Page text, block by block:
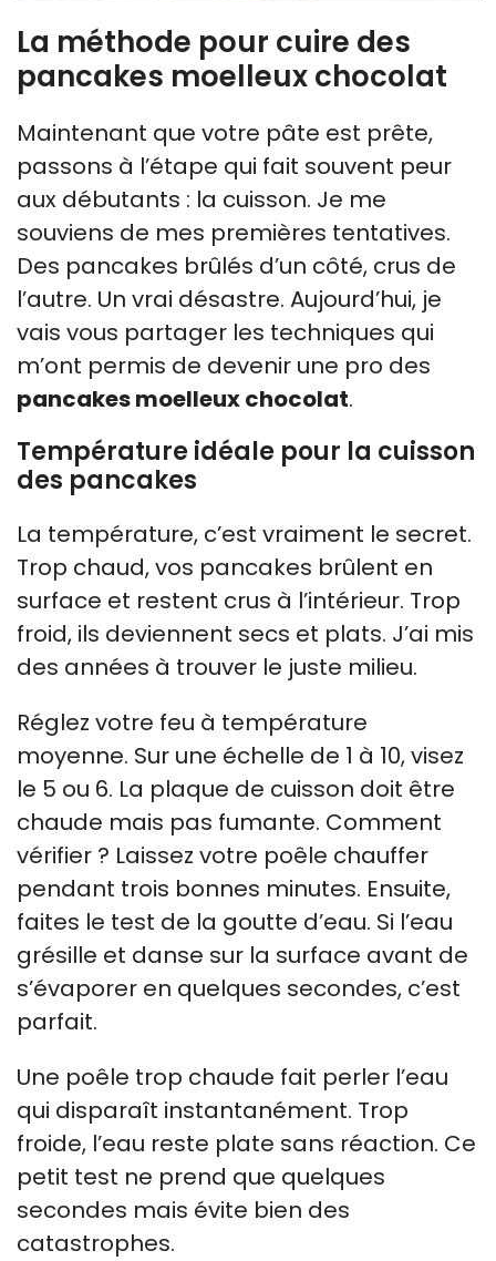
La méthode pour cuire des
pancakes moelleux chocolat
Maintenant que votre pâte est prête,
passons à l’étape qui fait souvent peur
aux débutants : la cuisson. Je me
souviens de mes premières tentatives.
Des pancakes brûlés d’un côté, crus de
l’autre. Un vrai désastre. Aujourd’hui, je
vais vous partager les techniques qui
m’ont permis de devenir une pro des
pancakes moelleux chocolat.
Température idéale pour la cuisson
des pancakes
La température, c’est vraiment le secret.
Trop chaud, vos pancakes brûlent en
surface et restent crus à l’intérieur. Trop
froid, ils deviennent secs et plats. J’ai mis
des années à trouver le juste milieu.
Réglez votre feu à température
moyenne. Sur une échelle de 1 à 10, visez
le 5 ou 6. La plaque de cuisson doit être
chaude mais pas fumante. Comment
vérifier ? Laissez votre poêle chauffer
pendant trois bonnes minutes. Ensuite,
faites le test de la goutte d’eau. Si l’eau
grésille et danse sur la surface avant de
s’évaporer en quelques secondes, c’est
parfait.
Une poêle trop chaude fait perler l’eau
qui disparaît instantanément. Trop
froide, l’eau reste plate sans réaction. Ce
petit test ne prend que quelques
secondes mais évite bien des
catastrophes.